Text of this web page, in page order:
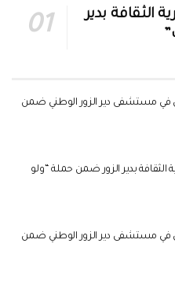
الثقافة بدير
في مستشفى دير الزور الوطني ضمن
الثقافة بدير الزور ضمن حملة “ولو
في مستشفى دير الزور الوطني ضمن